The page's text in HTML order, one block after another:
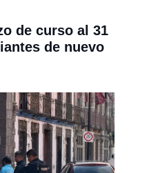
de curso al 31
de nuevo